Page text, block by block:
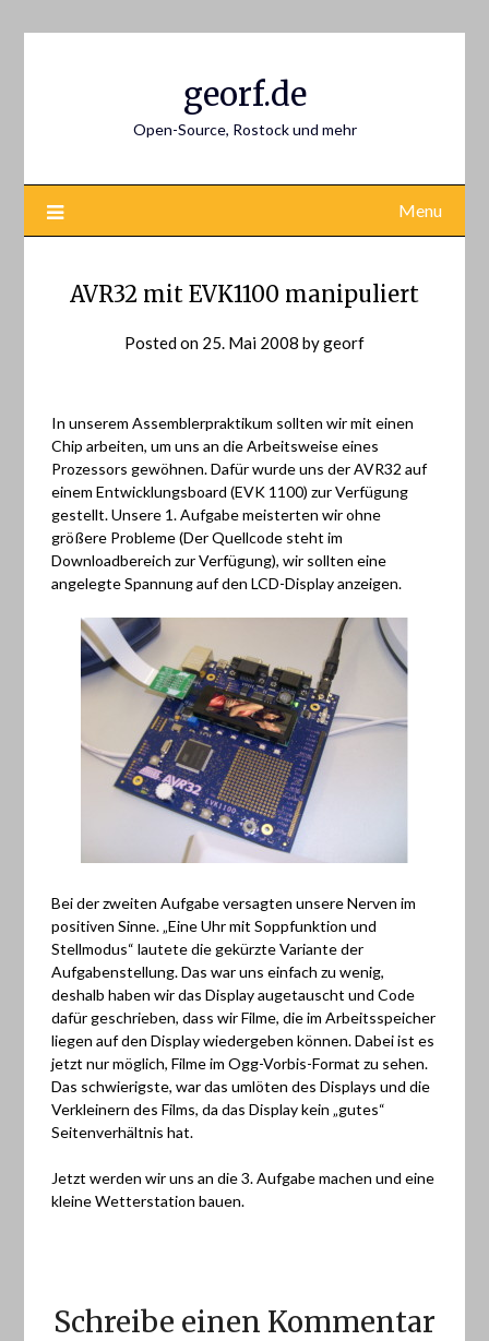
georf.de
Open-Source, Rostock und mehr
Menu
AVR32 mit EVK1100 manipuliert
Posted on 25. Mai 2008 bygeorf
In unserem Assemblerpraktikum sollten wir mit einen
Chip arbeiten, um uns an die Arbeitsweise eines
Prozessors gewöhnen. Dafür wurde uns der AVR32 auf
einem Entwicklungsboard (EVK 1100) zur Verfügung
gestellt. Unsere 1. Aufgabe meisterten wir ohne
größere Probleme (Der Quellcode steht im
Downloadbereich zur Verfügung), wir sollten eine
angelegte Spannung auf den LCD-Display anzeigen.
Bei der zweiten Aufgabe versagten unsere Nerven im
positiven Sinne. „Eine Uhr mit Soppfunktion und
Stellmodus“ lautete die gekürzte Variante der
Aufgabenstellung. Das war uns einfach zu wenig,
deshalb haben wir das Display augetauscht und Code
dafür geschrieben, dass wir Filme, die im Arbeitsspeicher
liegen auf den Display wiedergeben können. Dabei ist es
jetzt nur möglich, Filme im Ogg-Vorbis-Format zu sehen.
Das schwierigste, war das umlöten des Displays und die
Verkleinern des Films, da das Display kein „gutes“
Seitenverhältnis hat.
Jetzt werden wir uns an die 3. Aufgabe machen und eine
kleine Wetterstation bauen.
Schreibe einen Kommentar